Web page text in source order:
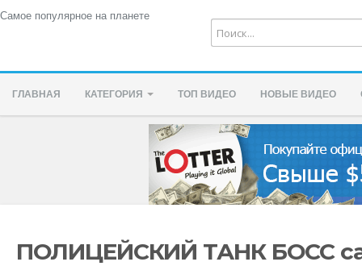
Самое популярное на планете
ГЛАВНАЯ КАТЕГОРИЯ ТОП ВИДЕО НОВЫЕ ВИДЕО
ПОЛИЦЕЙСКИЙ ТАНК БОСС